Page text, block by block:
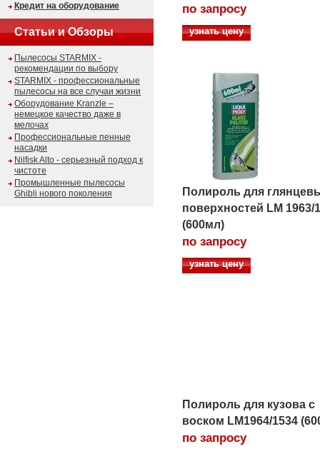
Кредит на оборудование
Статьи и Обзоры
Пылесосы STARMIX -
рекомендации по выбору
STARMIX - профессиональные
пылесосы на все случаи жизни
Оборудование Kranzle –
немецкое качество даже в
мелочах
Профессиональные пенные
насадки
Nilfisk Alto - серьезный подход к
чистоте
Промышленные пылесосы
Ghibli нового поколения
по запросу
узнать цену
Полироль для
поверхностей LM 1963/
(600мл)
по запросу
узнать цену
Полироль для кузова с
воском LM1964/1534
по запросу